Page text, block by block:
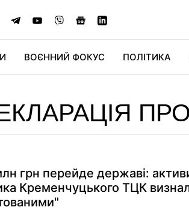
ВОЄННИЙ ФОКУС ПОЛІТИКА
грн перейде державі:
Кременчуцького ТЦК